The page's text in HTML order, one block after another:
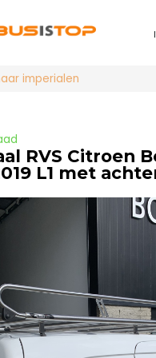
imperialen
RVS Citroen
L1 met